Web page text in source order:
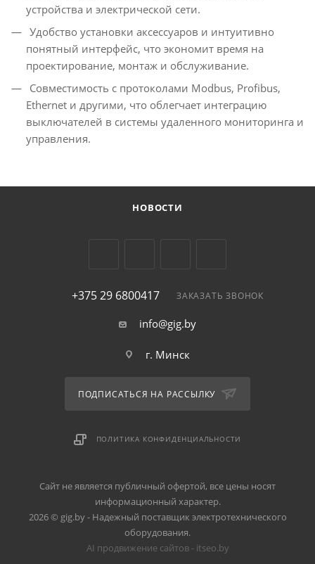
устройства и электрической сети.
Удобство установки аксессуаров и интуитивно
понятный интерфейс, что экономит время на
проектирование, монтаж и обслуживание.
Совместимость с протоколами Modbus, Profibus,
Ethernet и другими, что облегчает интеграцию
выключателей в системы удаленного мониторинга и
управления.
НОВОСТИ
+375 29 6800417 ЗАКАЗАТЬ ЗВОНОК
info@gig.by
г. Минск
ПОДПИСАТЬСЯ НА РАССЫЛКУ
ПОЛИТИКА КОНФИДЕНЦИАЛЬНОСТИ
Сайт не является публичный офертой, все цены носят
информационный характер.
2026 © gig.by - Надежный поставщик электротехнического
оборудования.
AI продвижение сайтов - itseo.by